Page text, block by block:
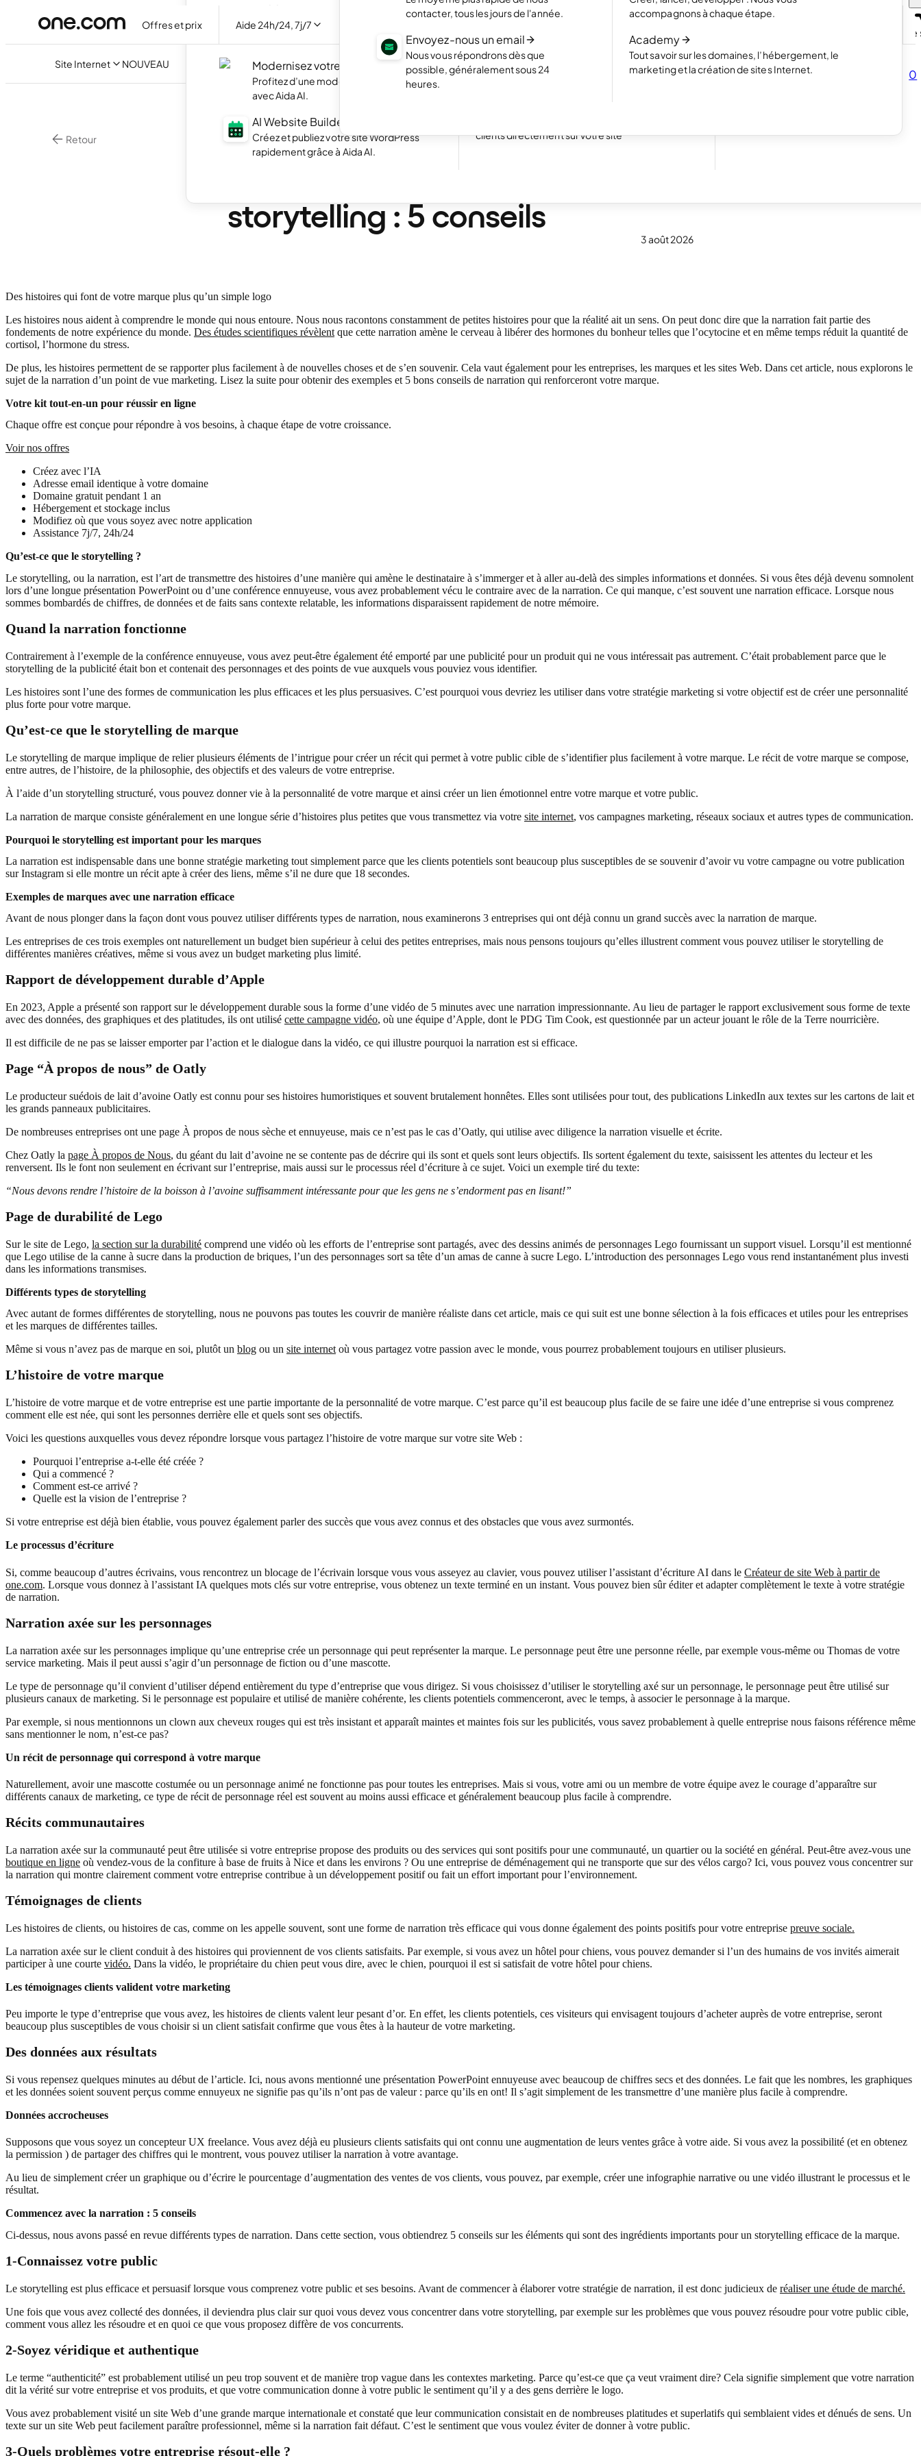
Offres et prix Aide 24h/24, 7j/7
contacter, tous les jours de l'année.
Envoyez-nous un email
Nous vous répondrons dès que
possible, généralement sous 24
heures.
accompagnons à chaque étape.
Academy
Tout savoir sur les domaines, l’hébergement, le
marketing et la création de sites Internet.
0
Site Internet NOUVEAU
Créez votre propre site web en
Modernisez votre site NOUVEAU
Profitez d’une modernisation rapide
avec Aida AI.
AI Website Builder pour WP
Créez et publiez votre site WordPress
rapidement grâce à Aida AI.
Mettez en valeur vos meilleurs projets avec un
portfolio élégant
Boutique en ligne
Lancez votre boutique et commencez à vendre
Site web avec réservations
clients directement sur votre site
Lire l’article
Comment fonctionne la création de
Retour
Marketing En Ligne •14 min. de lecture
Renforcez votre marque avec le
storytelling : 5 conseils
3 août 2026
Des histoires qui font de votre marque plus qu’un simple logo
Les histoires nous aident à comprendre le monde qui nous entoure. Nous nous racontons constamment de petites histoires pour que la réalité ait un sens. On peut donc dire que la narration fait partie des
fondements de notre expérience du monde. Des études scientifiques révèlent que cette narration amène le cerveau à libérer des hormones du bonheur telles que l’ocytocine et en même temps réduit la quantité de
cortisol, l’hormone du stress.
De plus, les histoires permettent de se rapporter plus facilement à de nouvelles choses et de s’en souvenir. Cela vaut également pour les entreprises, les marques et les sites Web. Dans cet article, nous explorons le
sujet de la narration d’un point de vue marketing. Lisez la suite pour obtenir des exemples et 5 bons conseils de narration qui renforceront votre marque.
Votre kit tout-en-un pour réussir en ligne
Chaque offre est conçue pour répondre à vos besoins, à chaque étape de votre croissance.
Voir nos offres
Créez avec l’IA
Adresse email identique à votre domaine
Domaine gratuit pendant 1 an
Hébergement et stockage inclus
Modifiez où que vous soyez avec notre application
Assistance 7j/7, 24h/24
Qu’est-ce que le storytelling ?
Le storytelling, ou la narration, est l’art de transmettre des histoires d’une manière qui amène le destinataire à s’immerger et à aller au-delà des simples informations et données. Si vous êtes déjà devenu somnolent
lors d’une longue présentation PowerPoint ou d’une conférence ennuyeuse, vous avez probablement vécu le contraire avec de la narration. Ce qui manque, c’est souvent une narration efficace. Lorsque nous
sommes bombardés de chiffres, de données et de faits sans contexte relatable, les informations disparaissent rapidement de notre mémoire.
Quand la narration fonctionne
Contrairement à l’exemple de la conférence ennuyeuse, vous avez peut-être également été emporté par une publicité pour un produit qui ne vous intéressait pas autrement. C’était probablement parce que le
storytelling de la publicité était bon et contenait des personnages et des points de vue auxquels vous pouviez vous identifier.
Les histoires sont l’une des formes de communication les plus efficaces et les plus persuasives. C’est pourquoi vous devriez les utiliser dans votre stratégie marketing si votre objectif est de créer une personnalité
plus forte pour votre marque.
Qu’est-ce que le storytelling de marque
Le storytelling de marque implique de relier plusieurs éléments de l’intrigue pour créer un récit qui permet à votre public cible de s’identifier plus facilement à votre marque. Le récit de votre marque se compose,
entre autres, de l’histoire, de la philosophie, des objectifs et des valeurs de votre entreprise.
À l’aide d’un storytelling structuré, vous pouvez donner vie à la personnalité de votre marque et ainsi créer un lien émotionnel entre votre marque et votre public.
La narration de marque consiste généralement en une longue série d’histoires plus petites que vous transmettez via votre site internet, vos campagnes marketing, réseaux sociaux et autres types de communication.
Pourquoi le storytelling est important pour les marques
La narration est indispensable dans une bonne stratégie marketing tout simplement parce que les clients potentiels sont beaucoup plus susceptibles de se souvenir d’avoir vu votre campagne ou votre publication
sur Instagram si elle montre un récit apte à créer des liens, même s’il ne dure que 18 secondes.
Exemples de marques avec une narration efficace
Avant de nous plonger dans la façon dont vous pouvez utiliser différents types de narration, nous examinerons 3 entreprises qui ont déjà connu un grand succès avec la narration de marque.
Les entreprises de ces trois exemples ont naturellement un budget bien supérieur à celui des petites entreprises, mais nous pensons toujours qu’elles illustrent comment vous pouvez utiliser le storytelling de
différentes manières créatives, même si vous avez un budget marketing plus limité.
Rapport de développement durable d’Apple
En 2023, Apple a présenté son rapport sur le développement durable sous la forme d’une vidéo de 5 minutes avec une narration impressionnante. Au lieu de partager le rapport exclusivement sous forme de texte
avec des données, des graphiques et des platitudes, ils ont utilisé cette campagne vidéo, où une équipe d’Apple, dont le PDG Tim Cook, est questionnée par un acteur jouant le rôle de la Terre nourricière.
Il est difficile de ne pas se laisser emporter par l’action et le dialogue dans la vidéo, ce qui illustre pourquoi la narration est si efficace.
Page “À propos de nous” de Oatly
Le producteur suédois de lait d’avoine Oatly est connu pour ses histoires humoristiques et souvent brutalement honnêtes. Elles sont utilisées pour tout, des publications LinkedIn aux textes sur les cartons de lait et
les grands panneaux publicitaires.
De nombreuses entreprises ont une page À propos de nous sèche et ennuyeuse, mais ce n’est pas le cas d’Oatly, qui utilise avec diligence la narration visuelle et écrite.
Chez Oatly la page À propos de Nous, du géant du lait d’avoine ne se contente pas de décrire qui ils sont et quels sont leurs objectifs. Ils sortent également du texte, saisissent les attentes du lecteur et les
renversent. Ils le font non seulement en écrivant sur l’entreprise, mais aussi sur le processus réel d’écriture à ce sujet. Voici un exemple tiré du texte:
“Nous devons rendre l’histoire de la boisson à l’avoine suffisamment intéressante pour que les gens ne s’endorment pas en lisant!”
Page de durabilité de Lego
Sur le site de Lego, la section sur la durabilité comprend une vidéo où les efforts de l’entreprise sont partagés, avec des dessins animés de personnages Lego fournissant un support visuel. Lorsqu’il est mentionné
que Lego utilise de la canne à sucre dans la production de briques, l’un des personnages sort sa tête d’un amas de canne à sucre Lego. L’introduction des personnages Lego vous rend instantanément plus investi
dans les informations transmises.
Différents types de storytelling
Avec autant de formes différentes de storytelling, nous ne pouvons pas toutes les couvrir de manière réaliste dans cet article, mais ce qui suit est une bonne sélection à la fois efficaces et utiles pour les entreprises
et les marques de différentes tailles.
Même si vous n’avez pas de marque en soi, plutôt un blog ou un site internet où vous partagez votre passion avec le monde, vous pourrez probablement toujours en utiliser plusieurs.
L’histoire de votre marque
L’histoire de votre marque et de votre entreprise est une partie importante de la personnalité de votre marque. C’est parce qu’il est beaucoup plus facile de se faire une idée d’une entreprise si vous comprenez
comment elle est née, qui sont les personnes derrière elle et quels sont ses objectifs.
Voici les questions auxquelles vous devez répondre lorsque vous partagez l’histoire de votre marque sur votre site Web :
Pourquoi l’entreprise a-t-elle été créée ?
Qui a commencé ?
Comment est-ce arrivé ?
Quelle est la vision de l’entreprise ?
Si votre entreprise est déjà bien établie, vous pouvez également parler des succès que vous avez connus et des obstacles que vous avez surmontés.
Le processus d’écriture
Si, comme beaucoup d’autres écrivains, vous rencontrez un blocage de l’écrivain lorsque vous vous asseyez au clavier, vous pouvez utiliser l’assistant d’écriture AI dans le Créateur de site Web à partir de
one.com. Lorsque vous donnez à l’assistant IA quelques mots clés sur votre entreprise, vous obtenez un texte terminé en un instant. Vous pouvez bien sûr éditer et adapter complètement le texte à votre stratégie
de narration.
Narration axée sur les personnages
La narration axée sur les personnages implique qu’une entreprise crée un personnage qui peut représenter la marque. Le personnage peut être une personne réelle, par exemple vous-même ou Thomas de votre
service marketing. Mais il peut aussi s’agir d’un personnage de fiction ou d’une mascotte.
Le type de personnage qu’il convient d’utiliser dépend entièrement du type d’entreprise que vous dirigez. Si vous choisissez d’utiliser le storytelling axé sur un personnage, le personnage peut être utilisé sur
plusieurs canaux de marketing. Si le personnage est populaire et utilisé de manière cohérente, les clients potentiels commenceront, avec le temps, à associer le personnage à la marque.
Par exemple, si nous mentionnons un clown aux cheveux rouges qui est très insistant et apparaît maintes et maintes fois sur les publicités, vous savez probablement à quelle entreprise nous faisons référence même
sans mentionner le nom, n’est-ce pas?
Un récit de personnage qui correspond à votre marque
Naturellement, avoir une mascotte costumée ou un personnage animé ne fonctionne pas pour toutes les entreprises. Mais si vous, votre ami ou un membre de votre équipe avez le courage d’apparaître sur
différents canaux de marketing, ce type de récit de personnage réel est souvent au moins aussi efficace et généralement beaucoup plus facile à comprendre.
Récits communautaires
La narration axée sur la communauté peut être utilisée si votre entreprise propose des produits ou des services qui sont positifs pour une communauté, un quartier ou la société en général. Peut-être avez-vous une
boutique en ligne où vendez-vous de la confiture à base de fruits à Nice et dans les environs ? Ou une entreprise de déménagement qui ne transporte que sur des vélos cargo? Ici, vous pouvez vous concentrer sur
la narration qui montre clairement comment votre entreprise contribue à un développement positif ou fait un effort important pour l’environnement.
Témoignages de clients
Les histoires de clients, ou histoires de cas, comme on les appelle souvent, sont une forme de narration très efficace qui vous donne également des points positifs pour votre entreprise preuve sociale.
La narration axée sur le client conduit à des histoires qui proviennent de vos clients satisfaits. Par exemple, si vous avez un hôtel pour chiens, vous pouvez demander si l’un des humains de vos invités aimerait
participer à une courte vidéo. Dans la vidéo, le propriétaire du chien peut vous dire, avec le chien, pourquoi il est si satisfait de votre hôtel pour chiens.
Les témoignages clients valident votre marketing
Peu importe le type d’entreprise que vous avez, les histoires de clients valent leur pesant d’or. En effet, les clients potentiels, ces visiteurs qui envisagent toujours d’acheter auprès de votre entreprise, seront
beaucoup plus susceptibles de vous choisir si un client satisfait confirme que vous êtes à la hauteur de votre marketing.
Des données aux résultats
Si vous repensez quelques minutes au début de l’article. Ici, nous avons mentionné une présentation PowerPoint ennuyeuse avec beaucoup de chiffres secs et des données. Le fait que les nombres, les graphiques
et les données soient souvent perçus comme ennuyeux ne signifie pas qu’ils n’ont pas de valeur : parce qu’ils en ont! Il s’agit simplement de les transmettre d’une manière plus facile à comprendre.
Données accrocheuses
Supposons que vous soyez un concepteur UX freelance. Vous avez déjà eu plusieurs clients satisfaits qui ont connu une augmentation de leurs ventes grâce à votre aide. Si vous avez la possibilité (et en obtenez
la permission ) de partager des chiffres qui le montrent, vous pouvez utiliser la narration à votre avantage.
Au lieu de simplement créer un graphique ou d’écrire le pourcentage d’augmentation des ventes de vos clients, vous pouvez, par exemple, créer une infographie narrative ou une vidéo illustrant le processus et le
résultat.
Commencez avec la narration : 5 conseils
Ci-dessus, nous avons passé en revue différents types de narration. Dans cette section, vous obtiendrez 5 conseils sur les éléments qui sont des ingrédients importants pour un storytelling efficace de la marque.
1-Connaissez votre public
Le storytelling est plus efficace et persuasif lorsque vous comprenez votre public et ses besoins. Avant de commencer à élaborer votre stratégie de narration, il est donc judicieux de réaliser une étude de marché.
Une fois que vous avez collecté des données, il deviendra plus clair sur quoi vous devez vous concentrer dans votre storytelling, par exemple sur les problèmes que vous pouvez résoudre pour votre public cible,
comment vous allez les résoudre et en quoi ce que vous proposez diffère de vos concurrents.
2-Soyez véridique et authentique
Le terme “authenticité” est probablement utilisé un peu trop souvent et de manière trop vague dans les contextes marketing. Parce qu’est-ce que ça veut vraiment dire? Cela signifie simplement que votre narration
dit la vérité sur votre entreprise et vos produits, et que votre communication donne à votre public le sentiment qu’il y a des gens derrière le logo.
Vous avez probablement visité un site Web d’une grande marque internationale et constaté que leur communication consistait en de nombreuses platitudes et superlatifs qui semblaient vides et dénués de sens. Un
texte sur un site Web peut facilement paraître professionnel, même si la narration fait défaut. C’est le sentiment que vous voulez éviter de donner à votre public.
3-Quels problèmes votre entreprise résout-elle ?